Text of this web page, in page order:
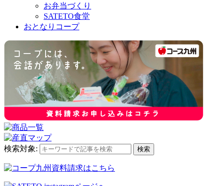
お弁当づくり
SATETO食堂
おとなりコープ
検索対象: 検索